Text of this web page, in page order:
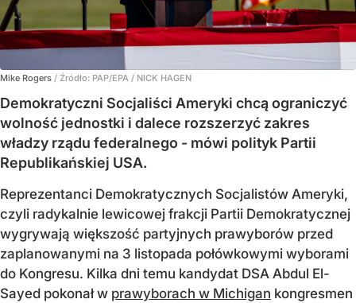
Mike Rogers / Źródło: PAP/EPA / NICK HAGEN
Demokratyczni Socjaliści Ameryki chcą ograniczyć
wolność jednostki i dalece rozszerzyć zakres
władzy rządu federalnego - mówi polityk Partii
Republikańskiej USA.
Reprezentanci Demokratycznych Socjalistów Ameryki,
czyli radykalnie lewicowej frakcji Partii Demokratycznej
wygrywają większość partyjnych prawyborów przed
zaplanowanymi na 3 listopada połówkowymi wyborami
do Kongresu. Kilka dni temu kandydat DSA Abdul El-
Sayed pokonał w prawyborach w Michigan kongresmen